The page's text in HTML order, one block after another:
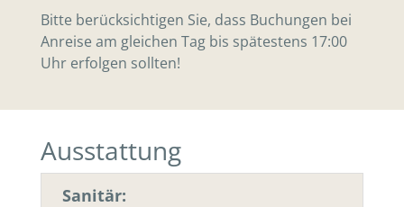
Bitte berücksichtigen Sie, dass Buchungen bei
Anreise am gleichen Tag bis spätestens 17:00
Uhr erfolgen sollten!
Ausstattung
Sanitär: